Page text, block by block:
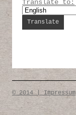
Translate to:
© 2014 | Impressum